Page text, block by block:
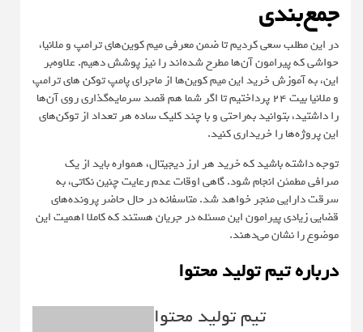
جمع‌بندی
در این مطلب سعی کردیم تا ضمن معرفی میم کوین‌های ترامپ و ملانیا،
حواشی که پیرامون آن‌ها مطرح شده‌اند را نیز پوشش دهیم. علاوه‌بر
این، به آموزش خرید این میم کوین‌ها از ماجرای پامپ توکن های ترامپ
و ملانیا بیت ۲۴ پرداختیم تا اگر شما هم قصد سرمایه‌گذاری روی آن‌ها
را داشتید، بتوانید به‌راحتی و با چند کلیک ساده هر تعداد از توکن‌های
این پروژه‌ها را خریداری کنید.
توجه داشته باشید که خرید هر ارز دیجیتال، همواره باید از یک
صرافی مطمئن انجام شود. گاهی اوقات عدم رعایت چنین نکاتی، به
سرقت دارایی منجر خواهد شد. متاسفانه در حال حاضر پرونده‌های
قضایی زیادی پیرامون این مسئله در جریان هستند که کاملا اهمیت این
موضوع را نشان می‌دهند.
درباره تیم تولید محتوا
تیم تولید محتوا